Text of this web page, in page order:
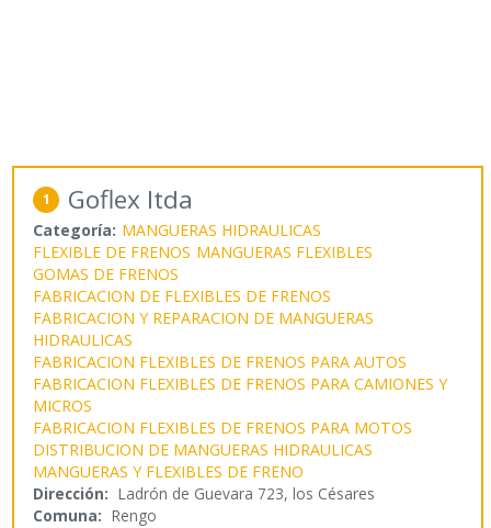
1 Goflex ltda
Categoría: MANGUERAS HIDRAULICAS
FLEXIBLE DE FRENOS MANGUERAS FLEXIBLES
GOMAS DE FRENOS
FABRICACION DE FLEXIBLES DE FRENOS
FABRICACION Y REPARACION DE MANGUERAS
HIDRAULICAS
FABRICACION FLEXIBLES DE FRENOS PARA AUTOS
FABRICACION FLEXIBLES DE FRENOS PARA CAMIONES Y
MICROS
FABRICACION FLEXIBLES DE FRENOS PARA MOTOS
DISTRIBUCION DE MANGUERAS HIDRAULICAS
MANGUERAS Y FLEXIBLES DE FRENO
Dirección: Ladrón de Guevara 723, los Césares
Comuna: Rengo